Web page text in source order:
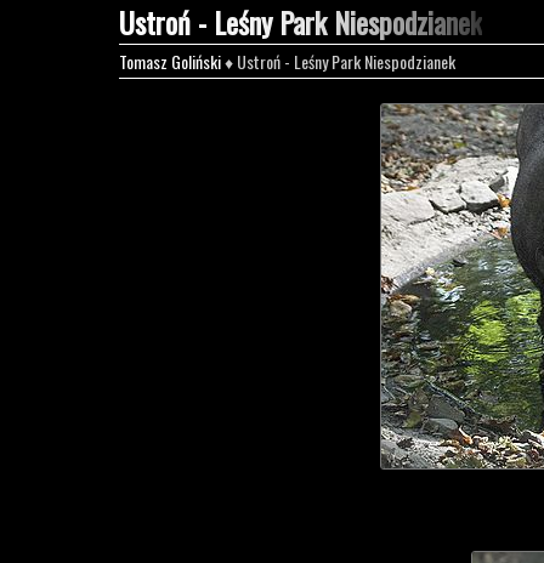
Ustroń - Leśny Park Niespodzianek
Tomasz Goliński♦ Ustroń - Leśny Park Niespodzianek